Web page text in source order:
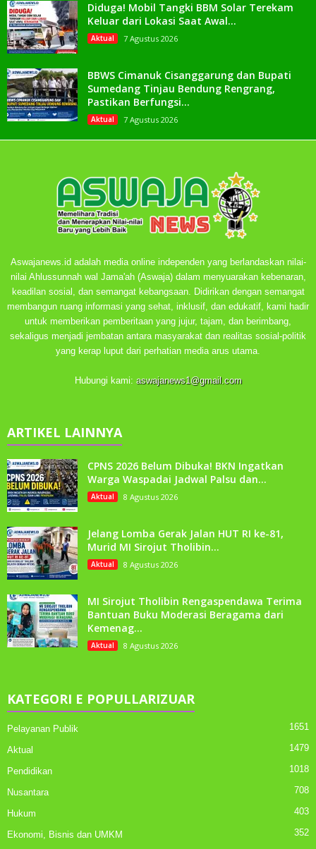
Diduga! Mobil Tangki BBM Solar Terekam
Keluar dari Lokasi Saat Awal...
Aktual 7 Agustus 2026
BBWS Cimanuk Cisanggarung dan Bupati
Sumedang Tinjau Bendung Rengrang,
Pastikan Berfungsi...
Aktual 7 Agustus 2026
Aswajanews.id adalah media online independen yang berlandaskan nilai-
nilai Ahlussunnah wal Jama'ah (Aswaja) dalam menyuarakan kebenaran,
keadilan sosial, dan semangat kebangsaan. Didirikan dengan semangat
membangun ruang informasi yang sehat, inklusif, dan edukatif, kami hadir
untuk memberikan pemberitaan yang jujur, tajam, dan berimbang,
sekaligus menjadi jembatan antara masyarakat dan realitas sosial-politik
yang kerap luput dari perhatian media arus utama.
Hubungi kami: aswajanews1@gmail.com
ARTIKEL LAINNYA
CPNS 2026 Belum Dibuka! BKN Ingatkan
Warga Waspadai Jadwal Palsu dan...
Aktual 8 Agustus 2026
Jelang Lomba Gerak Jalan HUT RI ke-81,
Murid MI Sirojut Tholibin...
Aktual 8 Agustus 2026
MI Sirojut Tholibin Rengaspendawa Terima
Bantuan Buku Moderasi Beragama dari
Kemenag...
Aktual 8 Agustus 2026
KATEGORI E POPULLARIZUAR
Pelayanan Publik 1651
Aktual 1479
Pendidikan 1018
Nusantara 708
Hukum 403
Ekonomi, Bisnis dan UMKM
352